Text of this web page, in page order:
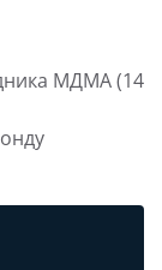
МДМА (14